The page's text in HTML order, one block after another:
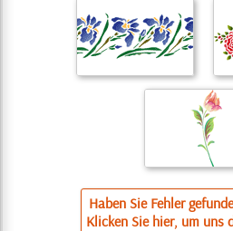
Haben Sie Fehler
Klicken Sie hier, um uns